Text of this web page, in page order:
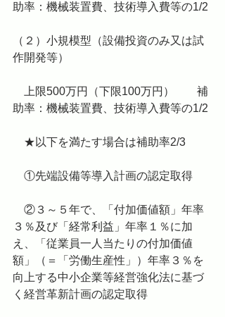
助率：機械装置費、技術導入費等の1/2
（２）小規模型（設備投資のみ又は試
作開発等）
上限500万円（下限100万円）　　補
助率：機械装置費、技術導入費等の1/2
★以下を満たす場合は補助率2/3
①先端設備等導入計画の認定取得
②３～５年で、「付加価値額」年率
３％及び「経常利益」年率１％に加
え、「従業員一人当たりの付加価値
額」（＝「労働生産性」）年率３％を
向上する中小企業等経営強化法に基づ
く経営革新計画の認定取得